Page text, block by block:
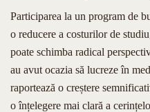
Participarea la un program de
o reducere a costurilor de
poate schimba radical
au avut ocazia să lucreze în
raportează o creștere
o înțelegere mai clară a